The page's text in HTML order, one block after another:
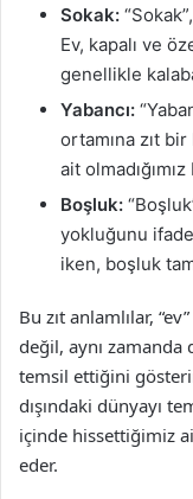
Sokak:
Ev, kapalı ve
genellikle
Yabancı:
ortamına zıt bir
ait
Boşluk:
yokluğunu
iken, boşluk
Bu zıt anlamlılar,
değil, aynı
temsil ettiğini
dışındaki dünyayı
içinde hissettiğimiz
eder.